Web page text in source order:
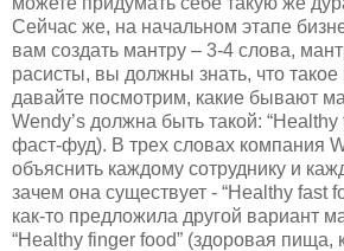
Сейчас же, на начальном этапе
вам создать мантру – 3-4 слова,
расисты, вы должны знать, что
давайте посмотрим, какие бывают
Wendy’s должна быть такой:
фаст-фуд). В трех словах компания
объяснить каждому сотруднику и
зачем она существует - “Healthy fast
как-то предложила другой вариант
“Healthy finger food” (здоровая пища,